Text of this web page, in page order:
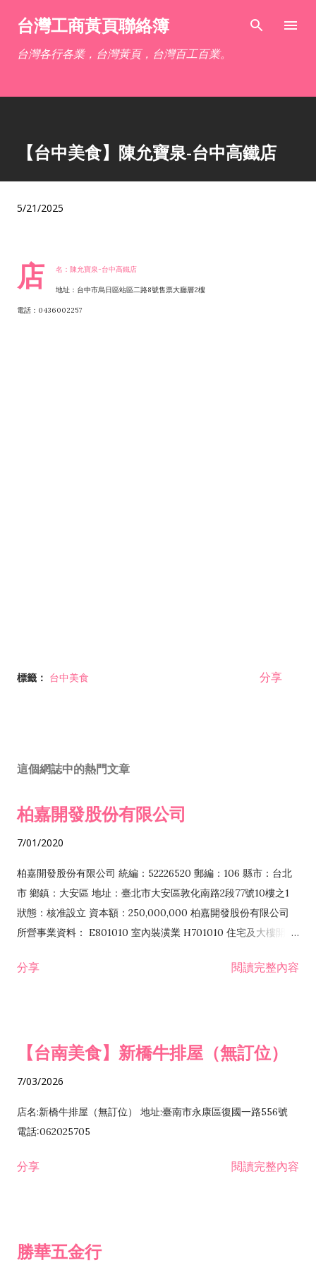
跳到主要內容
台灣工商黃頁聯絡簿
台灣各行各業，台灣黃頁，台灣百工百業。
【台中美食】陳允寶泉-台中高鐵店
5/21/2025
店 名：陳允寶泉-台中高鐵店
地址：台中市烏日區站區二路8號售票大廳層2樓
電話：0436002257
標籤： 台中美食 分享
這個網誌中的熱門文章
柏嘉開發股份有限公司
7/01/2020
柏嘉開發股份有限公司 統編：52226520 郵編：106 縣市：台北
市 鄉鎮：大安區 地址：臺北市大安區敦化南路2段77號10樓之1
狀態：核准設立 資本額：250,000,000 柏嘉開發股份有限公司
所營事業資料： E801010 室內裝潢業 H701010 住宅及大樓開發
發業 H703090 不動產買賣業 H703100 不動產租賃業 I503010
分享 閱讀完整內容
【台南美食】新橋牛排屋（無訂位）
7/03/2026
店名:新橋牛排屋（無訂位） 地址:臺南市永康區復國一路556號
電話:062025705
分享 閱讀完整內容
勝華五金行